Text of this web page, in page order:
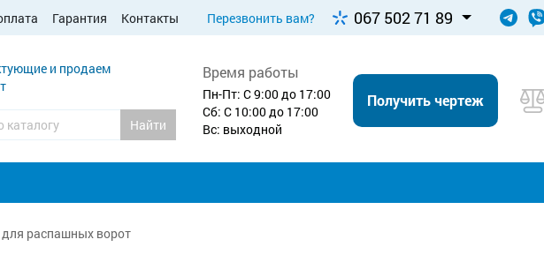
Гарантия Контакты Перезвонить вам? 067 502 71 89
и продаем
Найти
Время работы
Пн-Пт: С 9:00 до 17:00
Сб: С 10:00 до 17:00
Вс: выходной
Получить чертеж
распашных ворот